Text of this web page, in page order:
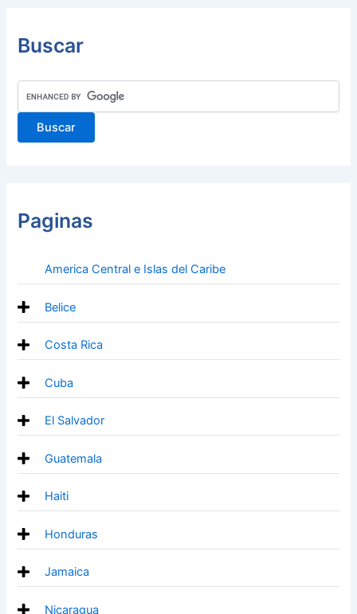
Buscar
Paginas
America Central e Islas del Caribe
Belice
Costa Rica
Cuba
El Salvador
Guatemala
Haiti
Honduras
Jamaica
Nicaragua